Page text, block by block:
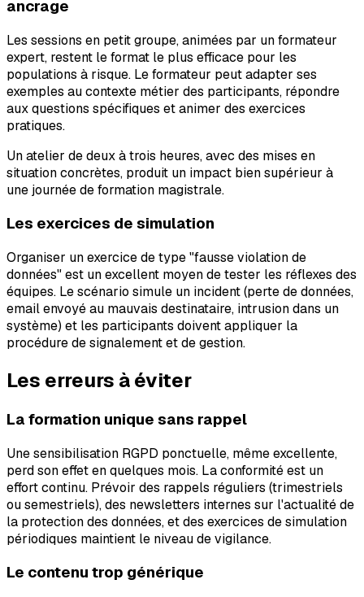
ancrage
Les sessions en petit groupe, animées par un formateur
expert, restent le format le plus efficace pour les
populations à risque. Le formateur peut adapter ses
exemples au contexte métier des participants, répondre
aux questions spécifiques et animer des exercices
pratiques.
Un atelier de deux à trois heures, avec des mises en
situation concrètes, produit un impact bien supérieur à
une journée de formation magistrale.
Les exercices de simulation
Organiser un exercice de type "fausse violation de
données" est un excellent moyen de tester les réflexes des
équipes. Le scénario simule un incident (perte de données,
email envoyé au mauvais destinataire, intrusion dans un
système) et les participants doivent appliquer la
procédure de signalement et de gestion.
Les erreurs à éviter
La formation unique sans rappel
Une sensibilisation RGPD ponctuelle, même excellente,
perd son effet en quelques mois. La conformité est un
effort continu. Prévoir des rappels réguliers (trimestriels
ou semestriels), des newsletters internes sur l'actualité de
la protection des données, et des exercices de simulation
périodiques maintient le niveau de vigilance.
Le contenu trop générique